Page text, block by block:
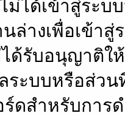
ม่ได้เข้าสู่ระบ
ล่างเพื่อเข้า
ด้รับอนุญาติใ
ระบบหรือส่ว
ร์ดสำหรับการ